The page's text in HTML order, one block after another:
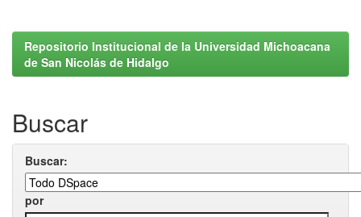
Repositorio Institucional de la Universidad Michoacana
de San Nicolás de Hidalgo
Buscar
Buscar:
por